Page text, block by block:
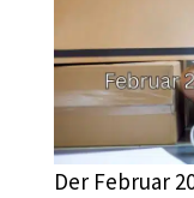
Der Februar